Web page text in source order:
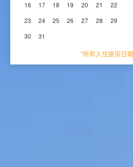
16
17 18 19 20 21
22
23
24 25 26 27 28
29
30
31
*所有入住退房日